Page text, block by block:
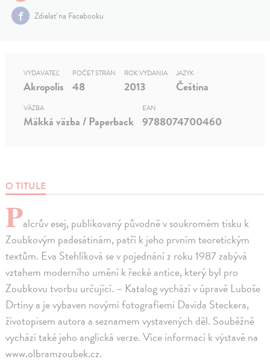
Zdielať na Facebooku
O TITULE
Palcrův esej, publikovaný původně v soukromém tisku k
Zoubkovým padesátinám, patří k jeho prvním teoretickým
textům. Eva Stehlíková se v pojednání z roku 1987 zabývá
vztahem moderního umění k řecké antice, který byl pro
Zoubkovu tvorbu určující. – Katalog vychází v úpravě Luboše
Drtiny a je vybaven novými fotografiemi Davida Steckera,
životopisem autora a seznamem vystavených děl. Souběžně
vychází také jeho anglická verze. Více informací k výstavě na
www.olbramzoubek.cz.
VYDAVATEĽ
Akropolis
POČET STRÁN
48
ROK VYDANIA
2013
JAZYK
Čeština
VÄZBA
Mäkká väzba / Paperback
EAN
9788074700460